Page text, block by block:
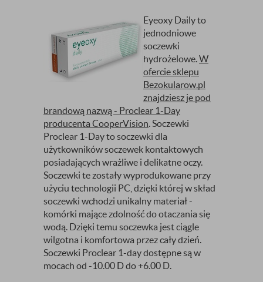
Eyeoxy Daily to
jednodniowe
soczewki
hydrożelowe.W
ofercie sklepu
Bezokularow.pl
znajdziesz je pod
brandową nazwą - Proclear 1-Day
producenta CooperVision. Soczewki
Proclear 1-Day to soczewki dla
użytkowników soczewek kontaktowych
posiadających wrażliwe i delikatne oczy.
Soczewki te zostały wyprodukowane przy
użyciu technologii PC, dzięki której w skład
soczewki wchodzi unikalny materiał -
komórki mające zdolność do otaczania się
wodą. Dzięki temu soczewka jest ciągle
wilgotna i komfortowa przez cały dzień.
Soczewki Proclear 1-day dostępne są w
mocach od -10.00 D do +6.00 D.